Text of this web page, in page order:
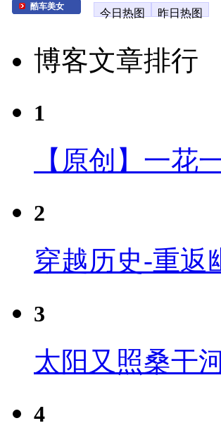
酷车美女
今日热图 昨日热图
博客文章排行
1
【原创】一花
2
穿越历史-重返
3
太阳又照桑干
4